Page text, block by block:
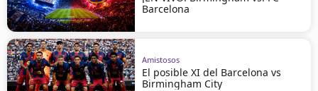
Barcelona
Amistosos
El posible XI del Barcelona vs
Birmingham City